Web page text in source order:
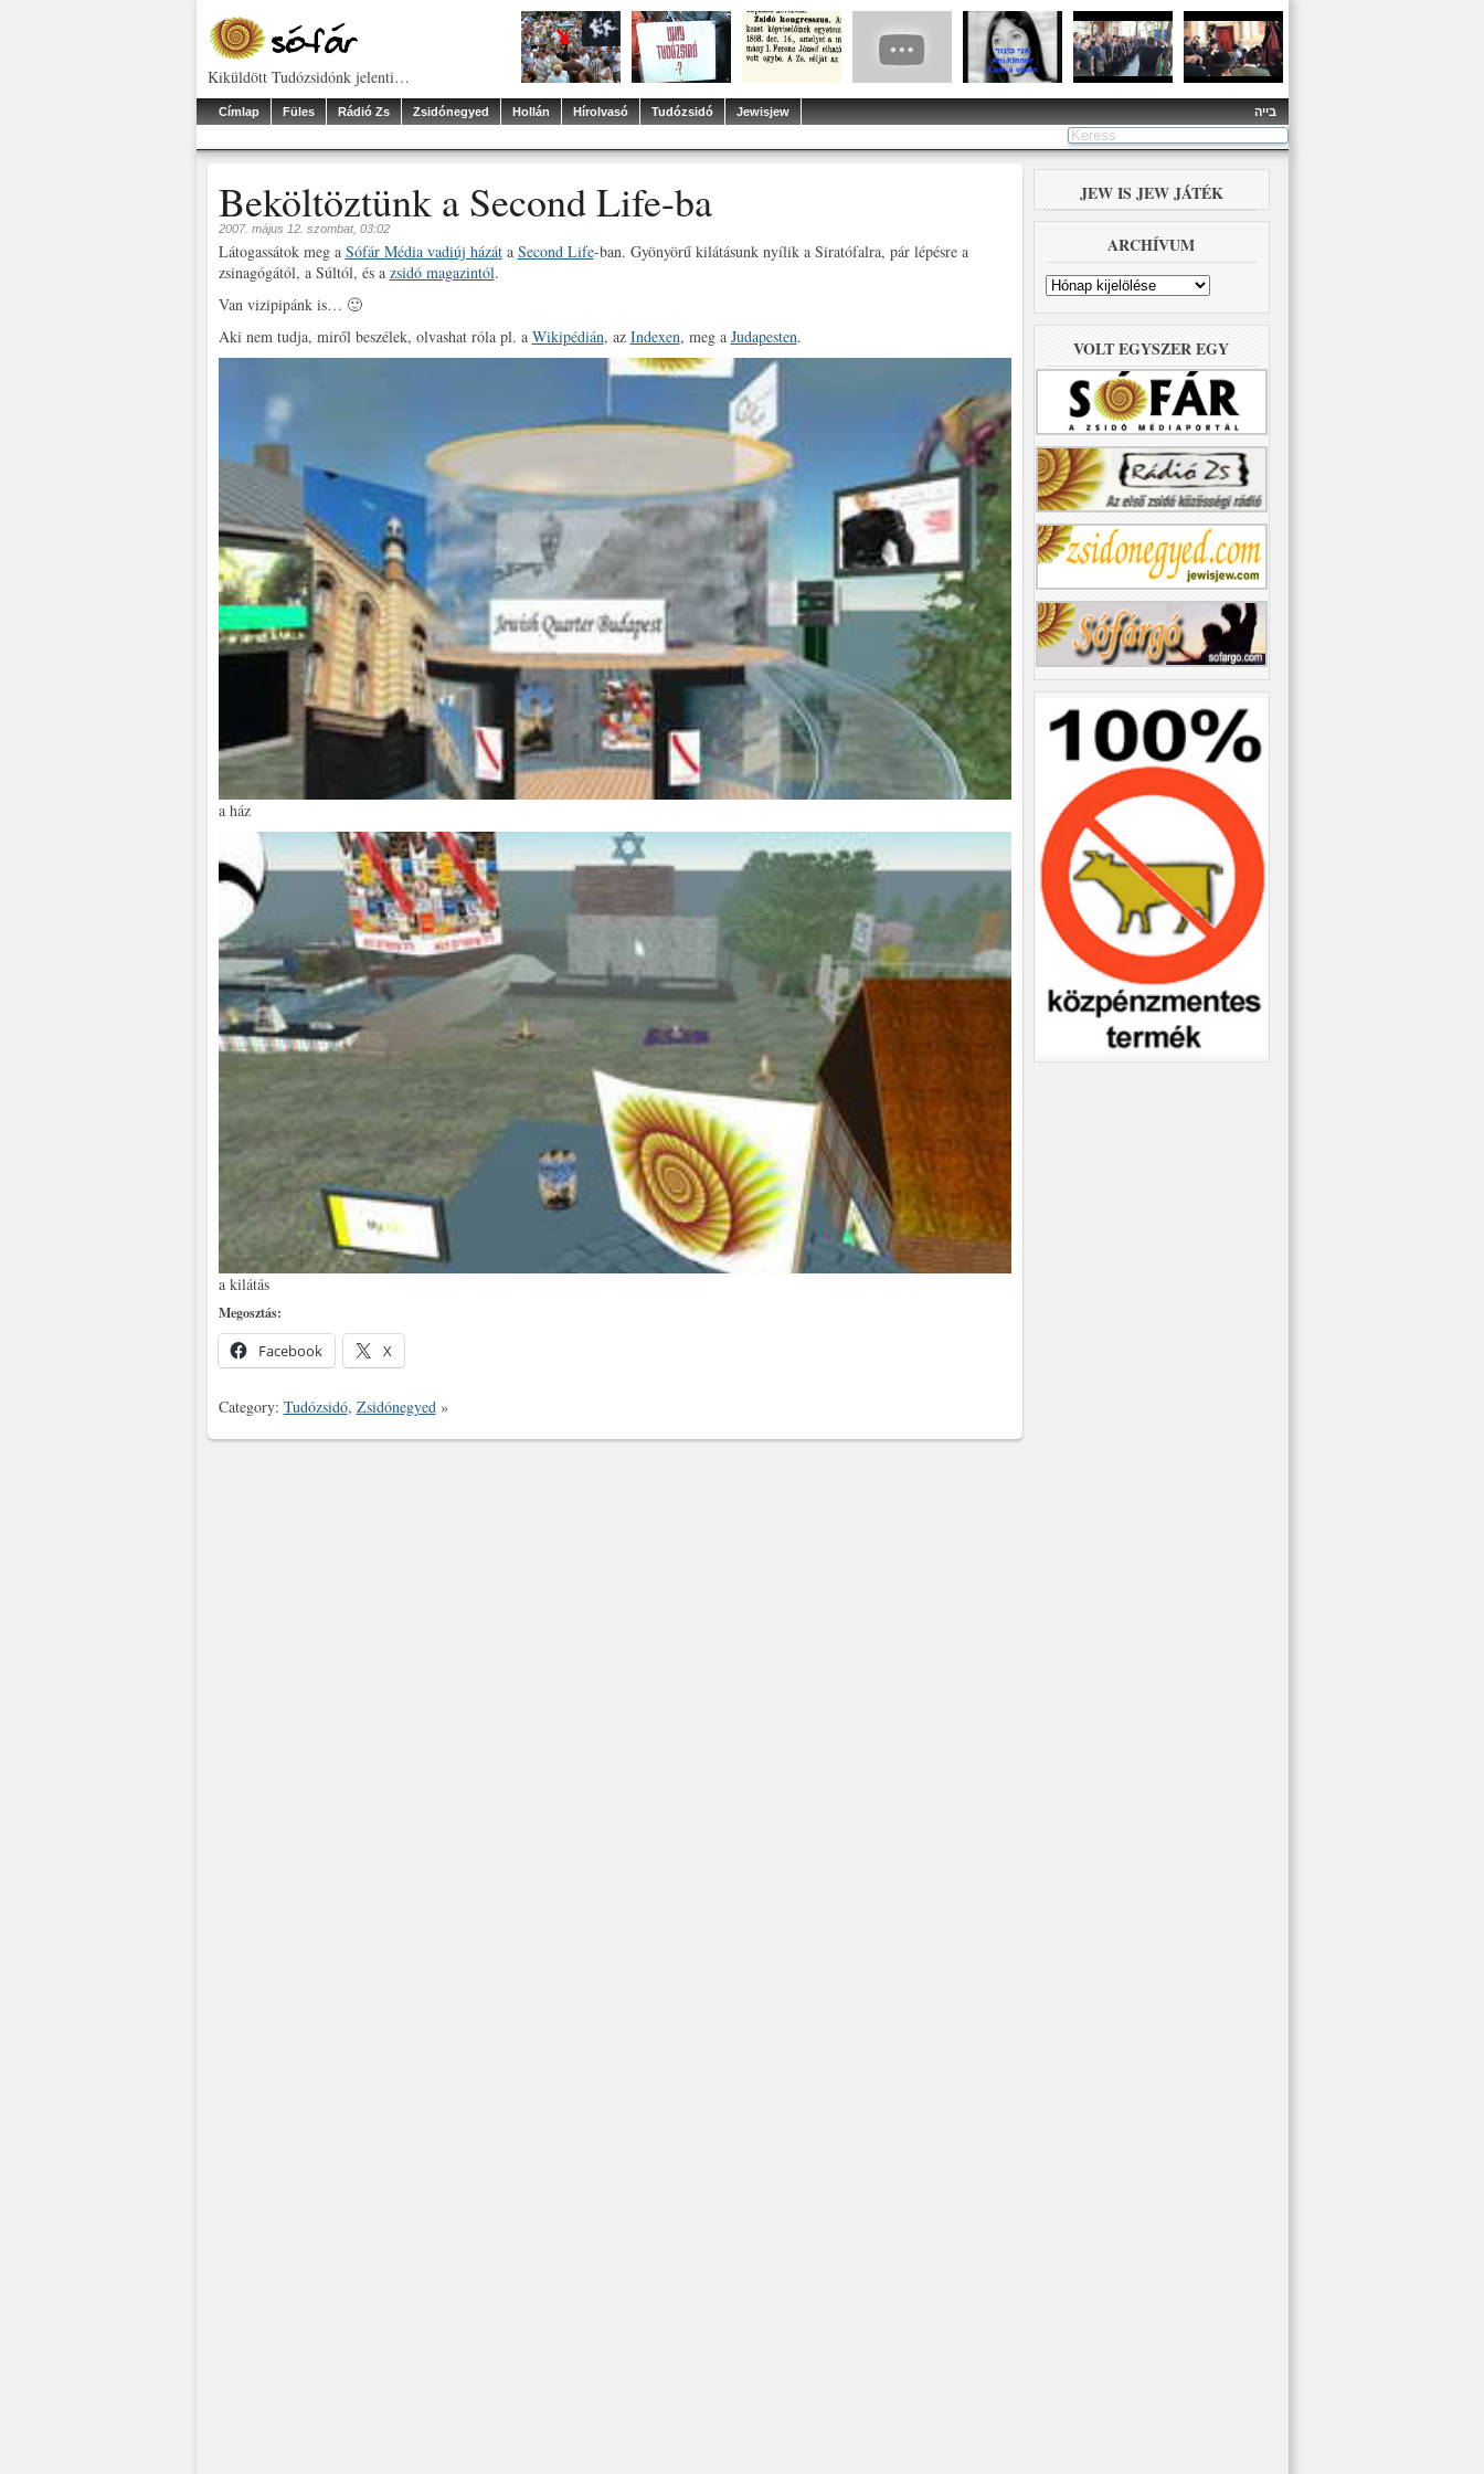
Kiküldött Tudózsidónk jelenti…
Címlap Füles Rádió Zs Zsidónegyed Hollán Hírolvasó Tudózsidó Jewisjew בייה
Beköltöztünk a Second Life-ba
2007. május 12. szombat, 03:02
Látogassátok meg a Sófár Média vadiúj házáta Second Life-ban. Gyönyörű kilátásunk nyílik a Siratófalra, pár lépésre a
zsinagógától, a Súltól, és a zsidó magazintól.
Van vizipipánk is… 🙂
Aki nem tudja, miről beszélek, olvashat róla pl. a Wikipédián, az Indexen, meg a Judapesten.
a ház
a kilátás
Megosztás:
Facebook X
Category: Tudózsidó, Zsidónegyed»
JEW IS JEW JÁTÉK
ARCHÍVUM
Archívum
VOLT EGYSZER EGY